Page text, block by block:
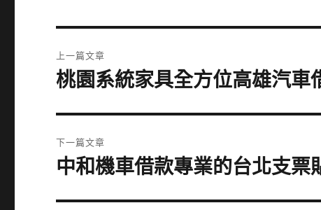
章
上一篇文章
上
篇
文
章:
桃園系統家具全方位高雄汽車
下一篇文章
下
篇
中和機車借款專業的台北支票